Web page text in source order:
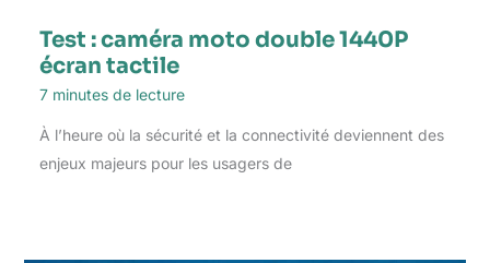
Test : caméra moto double 1440P
écran tactile
7 minutes de lecture
À l’heure où la sécurité et la connectivité deviennent des
enjeux majeurs pour les usagers de